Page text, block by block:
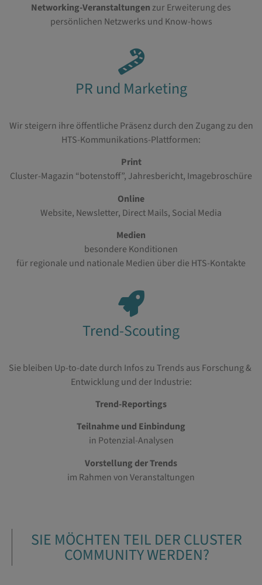
Networking-Veranstaltungenzur Erweiterung des
persönlichen Netzwerks und Know-hows
PR und Marketing
Wir steigern ihre öffentliche Präsenz durch den Zugang zu den
HTS-Kommunikations-Plattformen:
Print
Cluster-Magazin “botenstoff”, Jahresbericht, Imagebroschüre
Online
Website, Newsletter, Direct Mails, Social Media
Medien
besondere Konditionen
für regionale und nationale Medien über die HTS-Kontakte
Trend-Scouting
Sie bleiben Up-to-date durch Infos zu Trends aus Forschung &
Entwicklung und der Industrie:
Trend-Reportings
Teilnahme und Einbindung
in Potenzial-Analysen
Vorstellung der Trends
im Rahmen von Veranstaltungen
SIE MÖCHTEN TEIL DER CLUSTER
COMMUNITY WERDEN?